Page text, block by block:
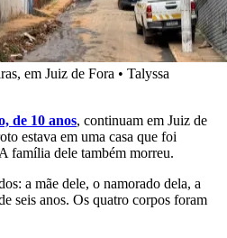
em Juiz de Fora • Talyssa
de 10 anos, continuam em Juiz de
estava em uma casa que foi
família dele também morreu.
a mãe dele, o namorado dela, a
seis anos. Os quatro corpos foram